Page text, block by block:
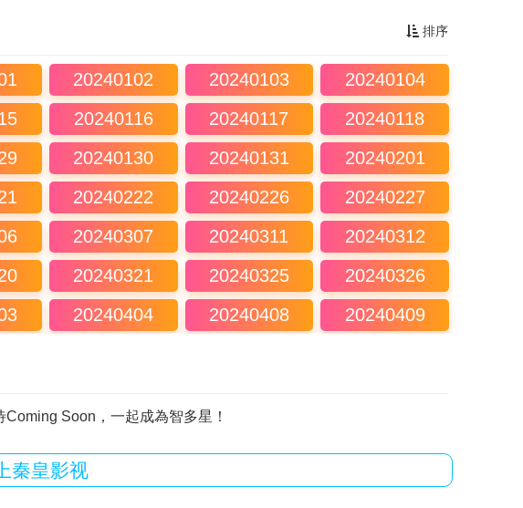
排序
20240102 20240103
20240104
20240116 20240117
20240118
20240130 20240131
20240201
20240222 20240226
20240227
20240307 20240311
20240312
20240321 20240325
20240326
20240404 20240408
20240409
20240618
Soon，一起成為智多星！
秦皇影视